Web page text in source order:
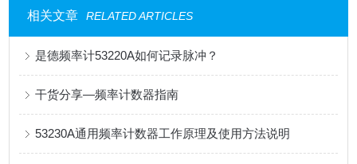
相关文章 RELATED ARTICLES
是德频率计53220A如何记录脉冲？
干货分享—频率计数器指南
53230A通用频率计数器工作原理及使用方法说明